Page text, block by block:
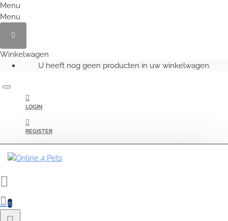
Menu
Menu
Winkelwagen
U heeft nog geen producten in uw winkelwagen.
LOGIN
REGISTER
0